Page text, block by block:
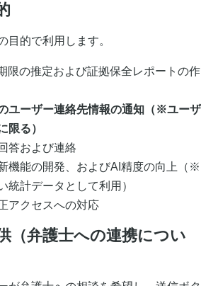
目的で利用します。
限の推定および証拠保全レポートの作
ユーザー連絡先情報の通知（※ユーザ
限る）
答および連絡
機能の開発、およびAI精度の向上（※
統計データとして利用）
アクセスへの対応
（弁護士への連携につい